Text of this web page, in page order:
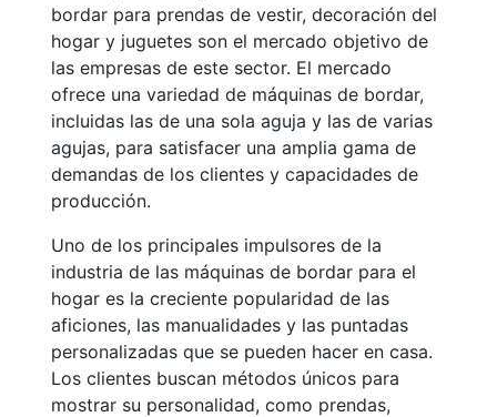
bordar para prendas de vestir, decoración del
hogar y juguetes son el mercado objetivo de
las empresas de este sector. El mercado
ofrece una variedad de máquinas de bordar,
incluidas las de una sola aguja y las de varias
agujas, para satisfacer una amplia gama de
demandas de los clientes y capacidades de
producción.
Uno de los principales impulsores de la
industria de las máquinas de bordar para el
hogar es la creciente popularidad de las
aficiones, las manualidades y las puntadas
personalizadas que se pueden hacer en casa.
Los clientes buscan métodos únicos para
mostrar su personalidad, como prendas,